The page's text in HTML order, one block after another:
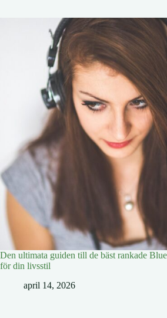
Den ultimata guiden till de bäst rankade
för din livsstil
april 14, 2026